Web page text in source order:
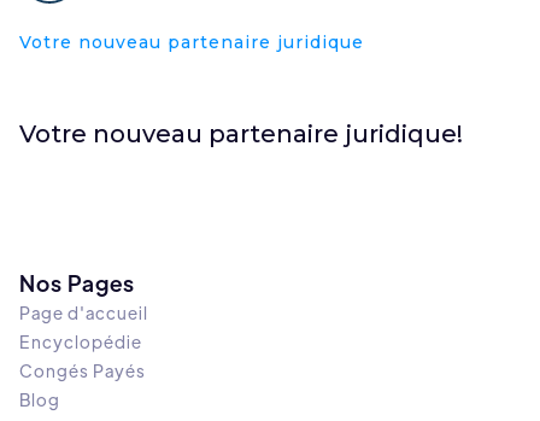
Votre nouveau partenaire juridique
Votre nouveau partenaire juridique!
Nos Pages
Page d'accueil
Encyclopédie
Congés Payés
Blog